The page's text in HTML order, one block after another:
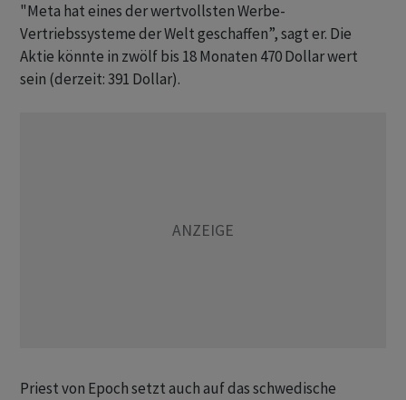
"Meta hat eines der wertvollsten Werbe-
Vertriebssysteme der Welt geschaffen”, sagt er. Die
Aktie könnte in zwölf bis 18 Monaten 470 Dollar wert
sein (derzeit: 391 Dollar).
Priest von Epoch setzt auch auf das schwedische